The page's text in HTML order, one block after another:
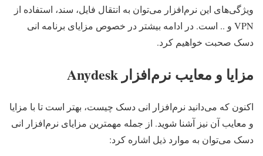
ویژگی‌های این نرم‌افزار می‌توان به انتقال فایل، سند، استفاده از
VPN و .. است. در ادامه بیشتر در خصوص مزایای برنامه انی
دسک صحبت خواهیم کرد.
مزایا و معایب نرم‌افزار Anydesk
اکنون که می‌دانید نرم‌افزار انی دسک چیست، بهتر است تا با مزایا
و معایب آن نیز آشنا شوید. از جمله مهمترین مزایای نرم‌افزار انی
دسک می‌توان به موارد ذیل اشاره کرد: